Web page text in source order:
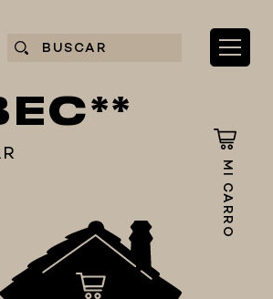
MI CARRO